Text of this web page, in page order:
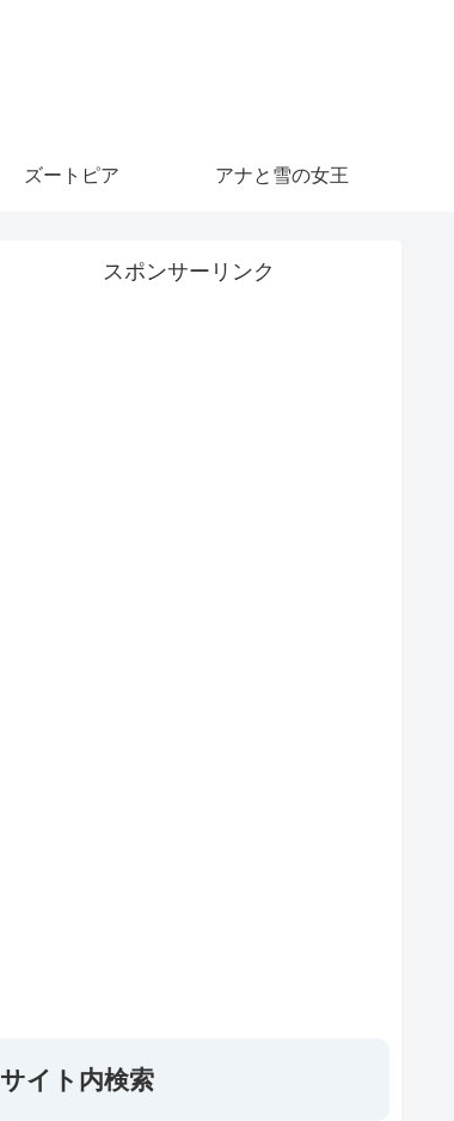
ズートピア アナと雪の女王
スポンサーリンク
サイト内検索